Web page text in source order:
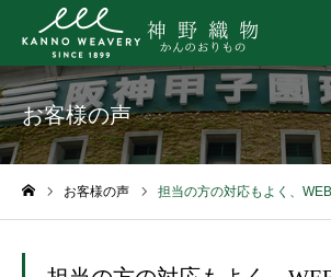
お客様の声
お客様の声 担当の方の対応もよく、